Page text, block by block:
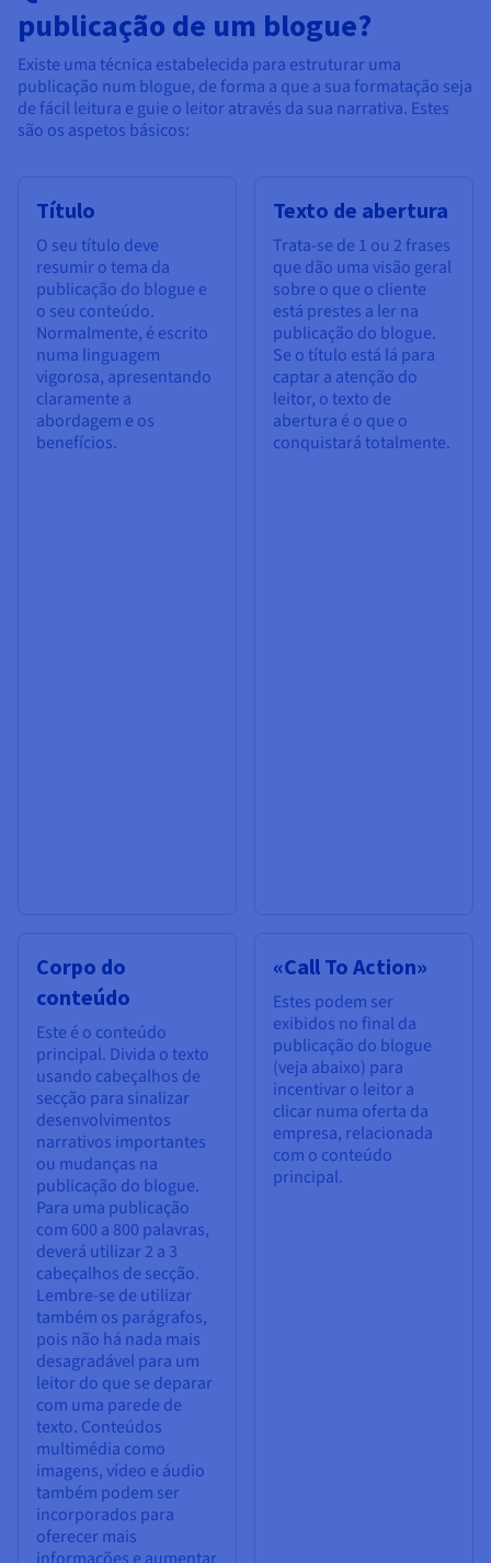
publicação de um blogue?
Existe uma técnica estabelecida para estruturar uma
publicação num blogue, de forma a que a sua formatação seja
de fácil leitura e guie o leitor através da sua narrativa. Estes
são os aspetos básicos:
Título
O seu título deve
resumir o tema da
publicação do blogue e
o seu conteúdo.
Normalmente, é escrito
numa linguagem
vigorosa, apresentando
claramente a
abordagem e os
benefícios.
Texto de abertura
Trata-se de 1 ou 2 frases
que dão uma visão geral
sobre o que o cliente
está prestes a ler na
publicação do blogue.
Se o título está lá para
captar a atenção do
leitor, o texto de
abertura é o que o
conquistará totalmente.
Corpo do
conteúdo
Este é o conteúdo
principal. Divida o texto
usando cabeçalhos de
secção para sinalizar
desenvolvimentos
narrativos importantes
ou mudanças na
publicação do blogue.
Para uma publicação
com 600 a 800 palavras,
deverá utilizar 2 a 3
cabeçalhos de secção.
Lembre-se de utilizar
também os parágrafos,
pois não há nada mais
desagradável para um
leitor do que se deparar
com uma parede de
texto. Conteúdos
multimédia como
imagens, vídeo e áudio
também podem ser
incorporados para
oferecer mais
«Call To Action»
Estes podem ser
exibidos no final da
publicação do blogue
(veja abaixo) para
incentivar o leitor a
clicar numa oferta da
empresa, relacionada
com o conteúdo
principal.